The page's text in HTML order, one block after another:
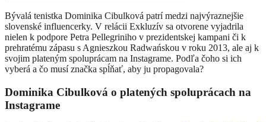
Bývalá tenistka Dominika Cibulková patrí medzi najvýraznejšie
slovenské influencerky. V relácii Exkluzív sa otvorene vyjadrila
nielen k podpore Petra Pellegriniho v prezidentskej kampani či k
prehratému zápasu s Agnieszkou Radwańskou v roku 2013, ale aj k
svojim plateným spoluprácam na Instagrame. Podľa čoho si ich
vyberá a čo musí značka spĺňať, aby ju propagovala?
Dominika Cibulková o platených spoluprácach na
Instagrame